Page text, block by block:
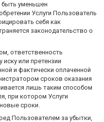
уменьшен
Услуги Пользователь
себя как
законодательство о
ответственность
или претензии
и фактически оплаченной
сроков оказания
лишь таким способом
при котором Услуги
сроки.
Пользователем за убытки,